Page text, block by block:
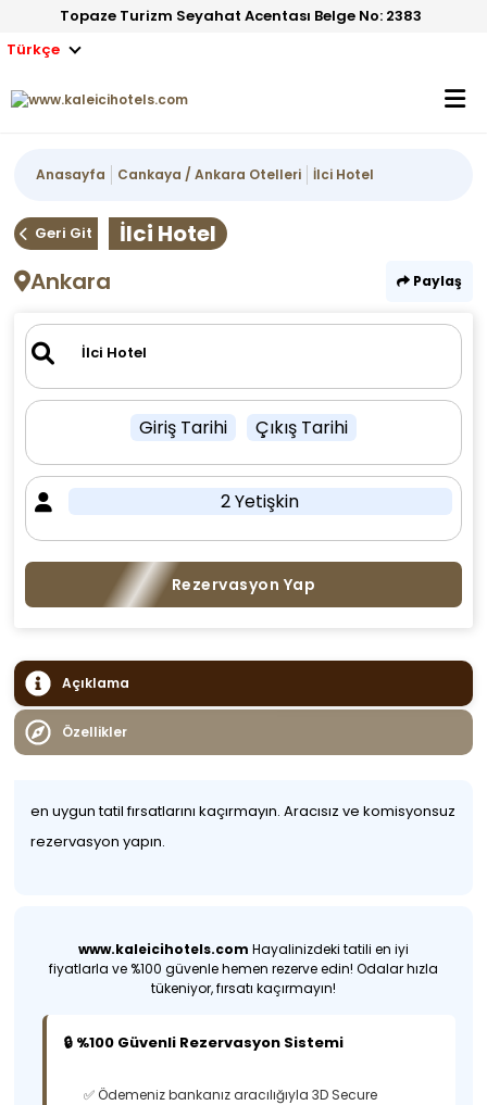
Topaze Turizm Seyahat Acentası Belge No: 2383
Türkçe
Anasayfa Cankaya / Ankara Otelleri İlci Hotel
Geri Git
İlci Hotel
Ankara
Paylaş
Giriş Tarihi Çıkış Tarihi
2 Yetişkin
Rezervasyon Yap
Açıklama
Özellikler
en uygun tatil fırsatlarını kaçırmayın. Aracısız ve komisyonsuz
rezervasyon yapın.
www.kaleicihotels.com Hayalinizdeki tatili en iyi
fiyatlarla ve %100 güvenle hemen rezerve edin! Odalar hızla
tükeniyor, fırsatı kaçırmayın!
🔒 %100 Güvenli Rezervasyon Sistemi
✅ Ödemeniz bankanız aracılığıyla 3D Secure